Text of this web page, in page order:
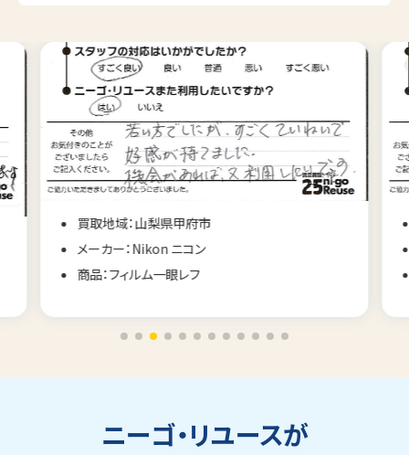
買取地域：山梨県甲府市
メーカー：Nikon ニコン
商品：フィルム一眼レフ
ニーゴ・リユースが